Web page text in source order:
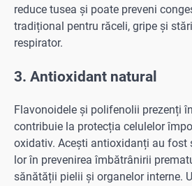
reduce tusea și poate preveni
tradițional pentru răceli, gripe și
respirator.
3. Antioxidant natural
Flavonoidele și polifenolii prezenți
contribuie la protecția celulelor
oxidativ. Acești antioxidanți au fost
lor în prevenirea îmbătrânirii
sănătății pielii și organelor interne.